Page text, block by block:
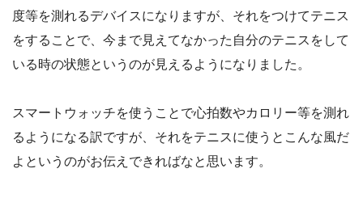
度等を測れるデバイスになりますが、それをつけてテニス
をすることで、今まで見えてなかった自分のテニスをして
いる時の状態というのが見えるようになりました。
スマートウォッチを使うことで心拍数やカロリー等を測れ
るようになる訳ですが、それをテニスに使うとこんな風だ
よというのがお伝えできればなと思います。